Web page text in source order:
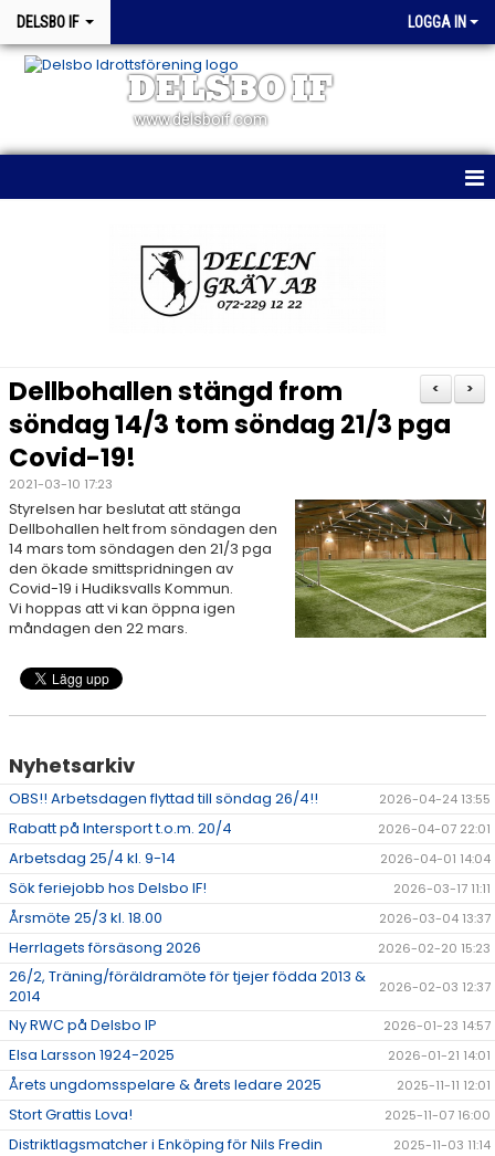
DELSBO IF LOGGA IN
DELSBO IF
www.delsboif.com
MATCHER
WEBSHOP
SPONSORER
STÖTTA DIF
KONTAKT
>
<
Dellbohallen stängd from
söndag 14/3 tom söndag 21/3 pga
Covid-19!
2021-03-10 17:23
Styrelsen har beslutat att stänga
Dellbohallen helt from söndagen den
14 mars tom söndagen den 21/3 pga
den ökade smittspridningen av
Covid-19 i Hudiksvalls Kommun.
Vi hoppas att vi kan öppna igen
måndagen den 22 mars.
Nyhetsarkiv
OBS!! Arbetsdagen flyttad till söndag 26/4!! 2026-04-24 13:55
Rabatt på Intersport t.o.m. 20/4 2026-04-07 22:01
Arbetsdag 25/4 kl. 9-14 2026-04-01 14:04
Sök feriejobb hos Delsbo IF! 2026-03-17 11:11
Årsmöte 25/3 kl. 18.00 2026-03-04 13:37
Herrlagets försäsong 2026 2026-02-20 15:23
26/2, Träning/föräldramöte för tjejer födda 2013 &
2014
2026-02-03 12:37
Ny RWC på Delsbo IP 2026-01-23 14:57
Elsa Larsson 1924-2025 2026-01-21 14:01
Årets ungdomsspelare & årets ledare 2025 2025-11-11 12:01
Stort Grattis Lova! 2025-11-07 16:00
Distriktlagsmatcher i Enköping för Nils Fredin
2025-11-03 11:14